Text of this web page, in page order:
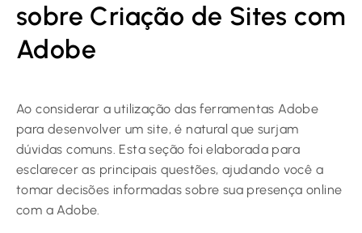
sobre Criação de Sites com
Adobe
Ao considerar a utilização das ferramentas Adobe
para desenvolver um site, é natural que surjam
dúvidas comuns. Esta seção foi elaborada para
esclarecer as principais questões, ajudando você a
tomar decisões informadas sobre sua presença online
com a Adobe.